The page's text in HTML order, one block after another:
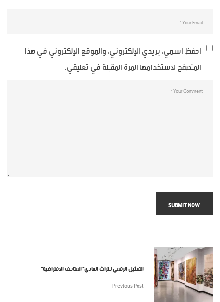
احفظ اسمي، بريدي الإلكتروني، والموقع الإلكتروني في هذا
المتصفح لاستخدامها المرة المقبلة في تعليقي.
SUBMIT NOW
التمثيل الرقمي للتراث المادي” المتاحف الافتراضية”
Previous Post